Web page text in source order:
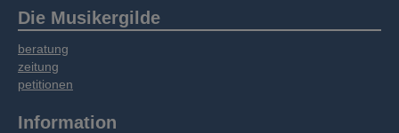
Dienste gesammelt haben.
Die Musikergilde
beratung
zeitung
petitionen
Information